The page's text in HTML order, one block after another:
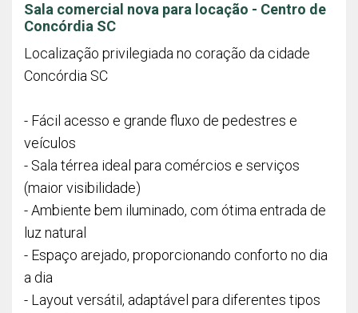
Sala comercial nova para locação - Centro de
Concórdia SC
Localização privilegiada no coração da cidade
Concórdia SC
- Fácil acesso e grande fluxo de pedestres e
veículos
- Sala térrea ideal para comércios e serviços
(maior visibilidade)
- Ambiente bem iluminado, com ótima entrada de
luz natural
- Espaço arejado, proporcionando conforto no dia
a dia
- Layout versátil, adaptável para diferentes tipos